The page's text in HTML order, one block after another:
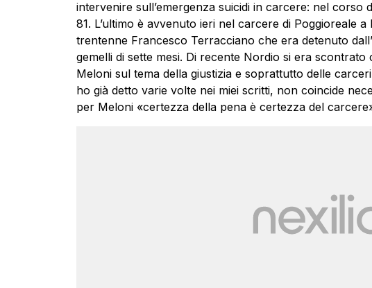
intervenire sull’emergenza suicidi in carcere: nel corso
81. L’ultimo è avvenuto ieri nel carcere di Poggioreale
trentenne Francesco Terracciano che era detenuto
gemelli di sette mesi. Di recente Nordio si era scontrato
Meloni sul tema della giustizia e soprattutto delle
ho già detto varie volte nei miei scritti, non coincide
per Meloni «certezza della pena è certezza del